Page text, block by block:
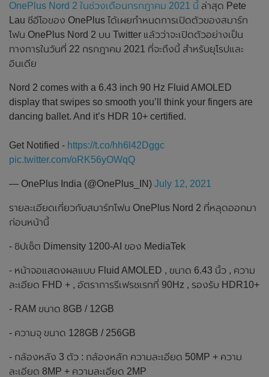
OnePlus Nord 2 ในช่วงเดือนกรกฎาคม 2021 นี้ ล่าสุด Pete
Lau ซีอีโอของ OnePlus ได้เผยกำหนดการเปิดตัวของสมาร์ท
โฟน OnePlus Nord 2 บน Twitter แล้วว่าจะเปิดตัวอย่างเป็น
ทางการในวันที่ 22 กรกฎาคม 2021 ที่จะถึงนี้ สำหรับยุโรปและ
อินเดีย
Nord 2 comes with a 6.43 inch 90 Hz Fluid AMOLED
display that swipes so smooth you’ll think your fingers are
dancing ballet. And it’s HDR 10+ certified.
Get Notified - https://t.co/hh6l42Dggc
pic.twitter.com/oRK56yOWqQ
— OnePlus India (@OnePlus_IN) July 12, 2021
รายละเอียดเกี่ยวกับสมาร์ทโฟน OnePlus Nord 2 ที่หลุดออกมา
ก่อนหน้านี้
- ชิปเซ็ต Dimensity 1200-AI ของ MediaTek
- หน้าจอแสดงผลแบบ Fluid AMOLED , ขนาด 6.43 นิ้ว , ความ
ละเอียด FHD + , อัตราการรีเฟรชเรทที่ 90Hz , รองรับ HDR10+
- RAM ขนาด 8GB / 12GB
- ความจุ ขนาด 128GB / 256GB
- กล้องหลัง 3 ตัว : กล้องหลัก ความละเอียด 50MP + ความ
ละเอียด 8MP + ความละเอียด 2MP